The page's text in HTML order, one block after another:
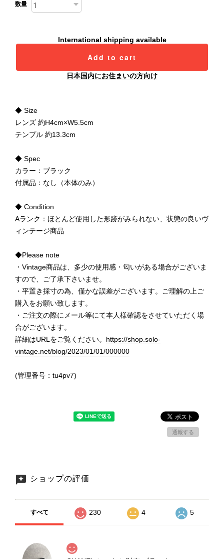
数量
International shipping available
Add to cart
日本国内にお住まいの方向け
◆ Size
レンズ 約H4cm×W5.5cm
テンプル 約13.3cm
◆ Spec
カラー：ブラック
付属品：なし（本体のみ）
◆ Condition
Aランク：ほとんど使用した形跡がみられない、状態の良いヴ
ィンテージ商品
◆Please note
・Vintage商品は、多少の使用感・匂いがある場合がございま
すので、ご了承下さいませ。
・平置き採寸の為、僅かな誤差がございます。ご理解の上ご
購入をお願い致します。
・ご注文の際にメール等にて本人様確認をさせていただく場
合がございます。
詳細はURLをご覧ください。 https://shop.solo-
vintage.net/blog/2023/01/01/000000
(管理番号：tu4pv7)
通報する
ショップの評価
すべて 230 4 5